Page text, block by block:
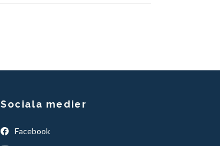
Sociala medier
Facebook